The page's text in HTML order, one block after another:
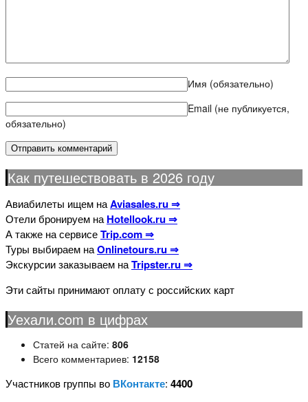
Имя (обязательно)
Email (не публикуется,
обязательно)
Как путешествовать в 2026 году
Авиабилеты ищем наAviasales.ru ⇒
Отели бронируем наHotellook.ru ⇒
А также на сервисеTrip.com ⇒
Туры выбираем наOnlinetours.ru ⇒
Экскурсии заказываем наTripster.ru ⇒
Эти сайты принимают оплату с российских карт
Уехали.com в цифрах
Статей на сайте: 806
Всего комментариев: 12158
Участников группы во ВКонтакте: 4400